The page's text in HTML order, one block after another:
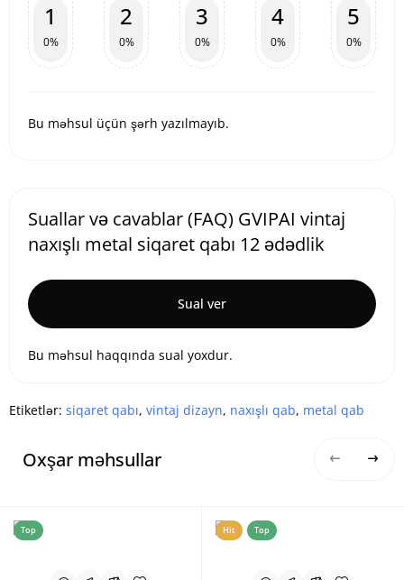
1
0%
2
0%
3
0%
4
0%
5
0%
Bu məhsul üçün şərh yazılmayıb.
Suallar və cavablar (FAQ) GVIPAI vintaj
naxışlı metal siqaret qabı 12 ədədlik
Sual ver
Bu məhsul haqqında sual yoxdur.
Etiketlər: siqaret qabı, vintaj dizayn, naxışlı qab, metal qab
Oxşar məhsullar
Top Hit Top